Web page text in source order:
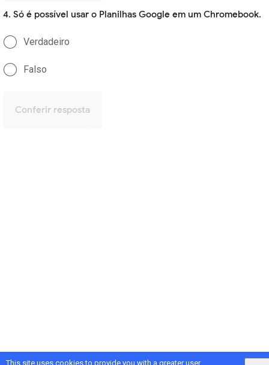
This site uses cookies to provide you with a greater user
4. Só é possível usar o Planilhas Google em um Chromebook.
Verdadeiro
Falso
Conferir resposta